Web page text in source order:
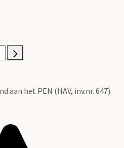
aan het PEN (HAV, inv.nr. 647)